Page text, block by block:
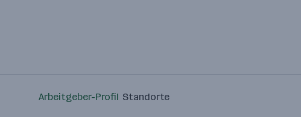
Arbeitgeber-Profil Standorte